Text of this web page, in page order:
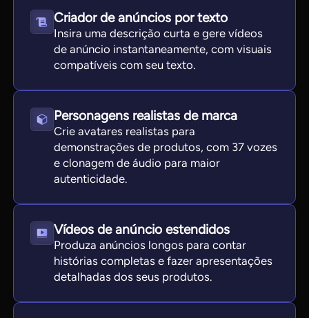
Criador de anúncios por texto
Insira uma descrição curta e gere vídeos
de anúncio instantaneamente, com visuais
compatíveis com seu texto.
Personagens realistas de marca
Crie avatares realistas para
demonstrações de produtos, com 37 vozes
e clonagem de áudio para maior
autenticidade.
Vídeos de anúncio estendidos
Produza anúncios longos para contar
histórias completas e fazer apresentações
detalhadas dos seus produtos.